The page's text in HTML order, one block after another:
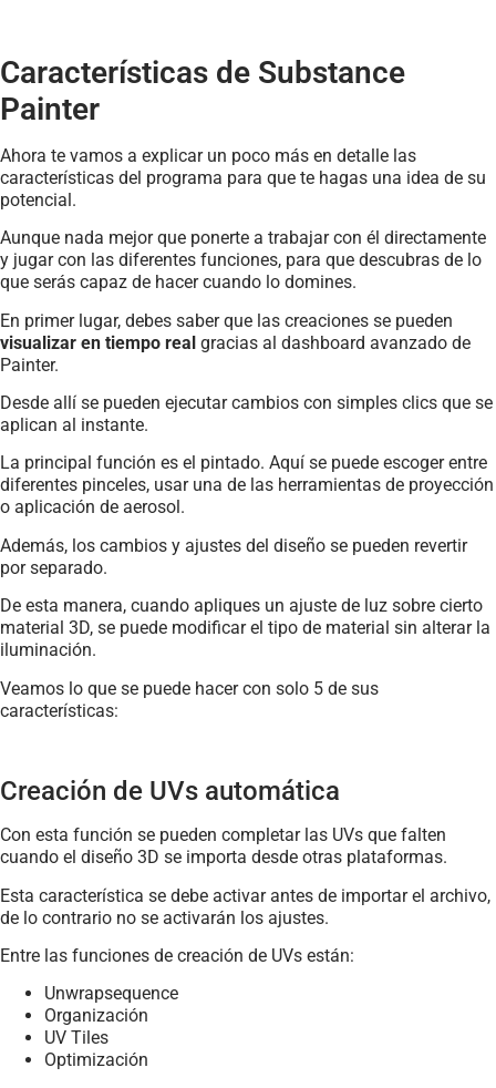
Características de Substance
Painter
Ahora te vamos a explicar un poco más en detalle las
características del programa para que te hagas una idea de su
potencial.
Aunque nada mejor que ponerte a trabajar con él directamente
y jugar con las diferentes funciones, para que descubras de lo
que serás capaz de hacer cuando lo domines.
En primer lugar, debes saber que las creaciones se pueden
visualizar en tiempo real gracias al dashboard avanzado de
Painter.
Desde allí se pueden ejecutar cambios con simples clics que se
aplican al instante.
La principal función es el pintado. Aquí se puede escoger entre
diferentes pinceles, usar una de las herramientas de proyección
o aplicación de aerosol.
Además, los cambios y ajustes del diseño se pueden revertir
por separado.
De esta manera, cuando apliques un ajuste de luz sobre cierto
material 3D, se puede modificar el tipo de material sin alterar la
iluminación.
Veamos lo que se puede hacer con solo 5 de sus
características:
Creación de UVs automática
Con esta función se pueden completar las UVs que falten
cuando el diseño 3D se importa desde otras plataformas.
Esta característica se debe activar antes de importar el archivo,
de lo contrario no se activarán los ajustes.
Entre las funciones de creación de UVs están:
Unwrapsequence
Organización
UV Tiles
Optimización